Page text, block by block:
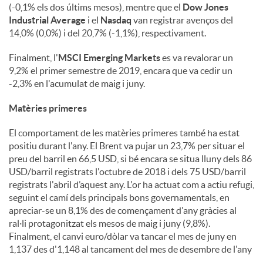
(-0,1% els dos últims mesos), mentre que el Dow Jones
Industrial Average i el Nasdaq van registrar avenços del
14,0% (0,0%) i del 20,7% (-1,1%), respectivament.
Finalment, l'MSCI Emerging Marketses va revalorar un
9,2% el primer semestre de 2019, encara que va cedir un
-2,3% en l'acumulat de maig i juny.
Matèries primeres
El comportament de les matèries primeres també ha estat
positiu durant l'any. El Brent va pujar un 23,7% per situar el
preu del barril en 66,5 USD, si bé encara se situa lluny dels 86
USD/barril registrats l'octubre de 2018 i dels 75 USD/barril
registrats l'abril d’aquest any. L'or ha actuat com a actiu refugi,
seguint el camí dels principals bons governamentals, en
apreciar-se un 8,1% des de començament d'any gràcies al
ral·li protagonitzat els mesos de maig i juny (9,8%).
Finalment, el canvi euro/dòlar va tancar el mes de juny en
1,137 des d'1,148 al tancament del mes de desembre de l'any